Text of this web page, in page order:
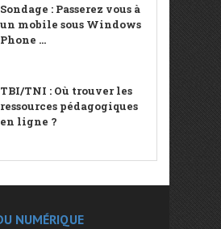
Sondage : Passerez vous à
un mobile sous Windows
Phone ...
TBI/TNI : Où trouver les
ressources pédagogiques
en ligne ?
NUMÉRIQUE